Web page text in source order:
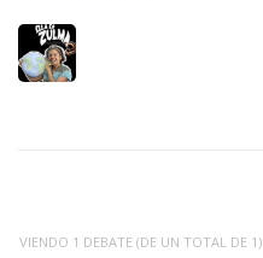
VIENDO 1 DEBATE (DE UN TOTAL DE 1)